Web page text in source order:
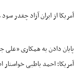
آمریکا از ایران آزاد چقدر
پایان دادن به همکاری
آمریکا؛ احمد باطبی